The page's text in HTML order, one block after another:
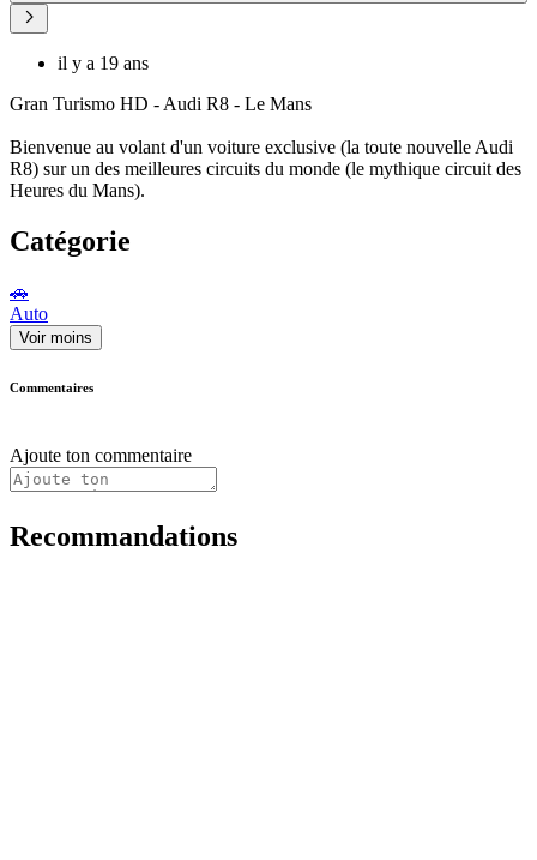
il y a 19 ans
Gran Turismo HD - Audi R8 - Le Mans
Bienvenue au volant d'un voiture exclusive (la toute nouvelle Audi
R8) sur un des meilleures circuits du monde (le mythique circuit des
Heures du Mans).
Catégorie
🚗
Auto
Voir moins
Commentaires
Ajoute ton commentaire
Recommandations